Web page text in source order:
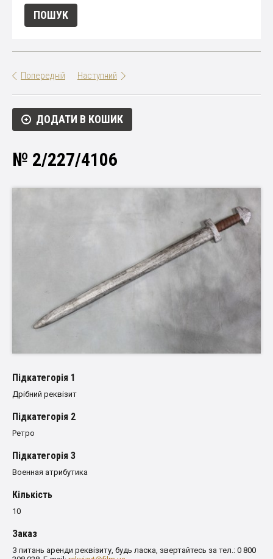
Попередній Наступний
ДОДАТИ В КОШИК
№ 2/227/4106
Пiдкатегорiя 1
Дрібний реквізит
Пiдкатегорiя 2
Ретро
Пiдкатегорiя 3
Военная атрибутика
Кількість
10
Заказ
З питань аренди реквізиту, будь ласка, звертайтесь за тел.: 0 800